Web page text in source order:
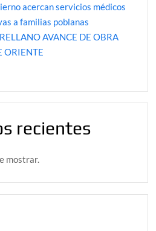
acercan servicios médicos
a familias poblanas
AVANCE DE OBRA
ORIENTE
recientes
mostrar.